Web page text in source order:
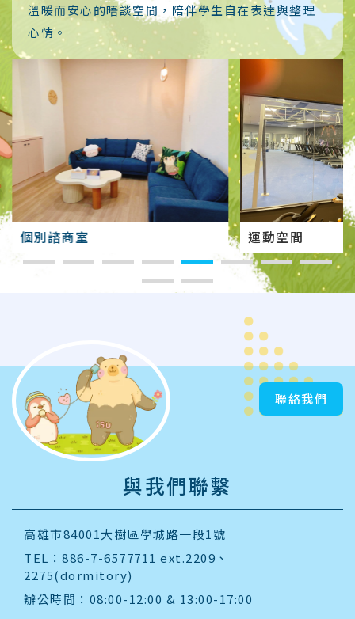
位於校本部運動空間地下二樓，開放時間為周一至
周四 17:30-21:30(以每學期公告為主)
運動空間
運動空間
與我們聯繫
聯絡我們
高雄市84001大樹區學城路一段1號
TEL：886-7-6577711 ext.2209、
2275(dormitory)
辦公時間：08:00-12:00 & 13:00-17:00